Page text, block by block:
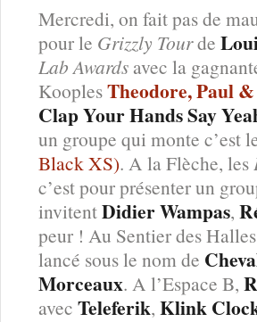
Mercredi, on fait pas de
pour le Grizzly Tourde
Lab Awards avec la
KooplesTheodore, Paul
Clap Your Hands Say
un groupe qui monte c’est
Black XS). A la Flèche, les
c’est pour présenter un
invitentDidier Wampas,
peur ! Au Sentier des
lancé sous le nom de
Morceaux. A l’Espace B,
avec Teleferik, Klink